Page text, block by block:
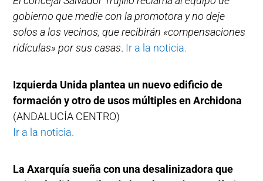
gobierno que medie con la promotora y no deje
solos a los vecinos, que recibirán «compensaciones
ridículas» por sus casas. Ir a la noticia.
Izquierda Unida plantea un nuevo edificio de
formación y otro de usos múltiples en Archidona
(ANDALUCÍA CENTRO)
Ir a la noticia.
La Axarquía sueña con una desalinizadora que